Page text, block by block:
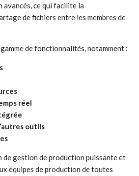
ce qui facilite la
de fichiers entre les membres de
de fonctionnalités, notamment :
réel
outils
gestion de production puissante et
équipes de production de toutes